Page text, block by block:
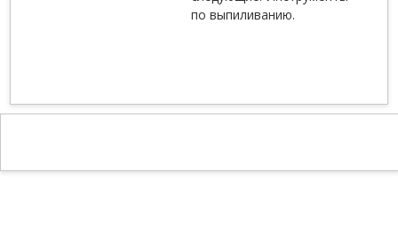
по выпиливанию.